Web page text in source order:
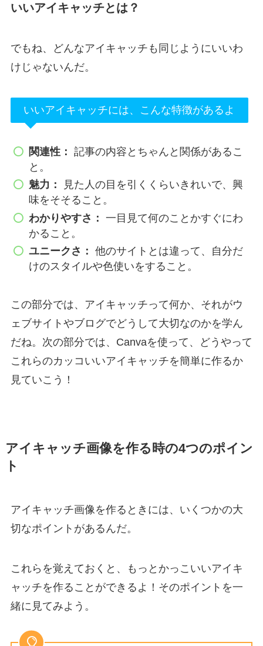
いいアイキャッチとは？
でもね、どんなアイキャッチも同じようにいいわ
けじゃないんだ。
いいアイキャッチには、こんな特徴があるよ
関連性： 記事の内容とちゃんと関係があるこ
と。
魅力：
見た人の目を引くくらいきれいで、興
味をそそること。
わかりやすさ： 一目見て何のことかすぐにわ
かること。
ユニークさ： 他のサイトとは違って、自分だ
けのスタイルや色使いをすること。
この部分では、アイキャッチって何か、それがウ
ェブサイトやブログでどうして大切なのかを学ん
だね。次の部分では、Canvaを使って、どうやって
これらのカッコいいアイキャッチを簡単に作るか
見ていこう！
アイキャッチ画像を作る時の4つのポイン
ト
アイキャッチ画像を作るときには、いくつかの大
切なポイントがあるんだ。
これらを覚えておくと、もっとかっこいいアイキ
ャッチを作ることができるよ！そのポイントを一
緒に見てみよう。